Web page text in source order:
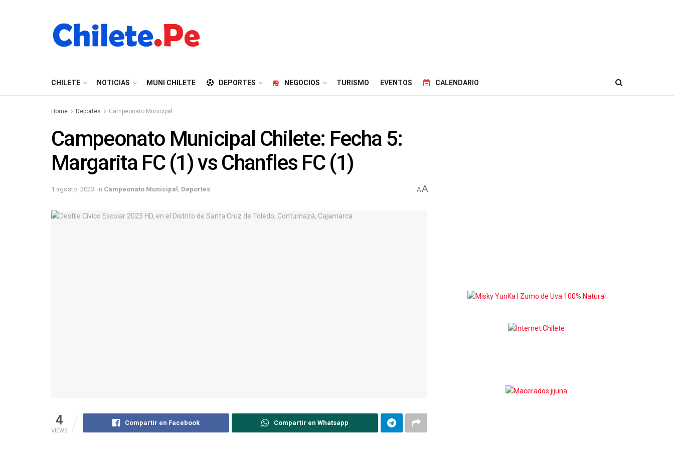
CHILETE NOTICIAS MUNI CHILETE DEPORTES NEGOCIOS TURISMO EVENTOS CALENDARIO
Home Deportes Campeonato Municipal
Campeonato Municipal Chilete: Fecha 5:
Margarita FC (1) vs Chanfles FC (1)
1 agosto, 2023 in Campeonato Municipal Deportes AA
4
VIEWS
Compartir en Facebook Compartir en Whatsapp